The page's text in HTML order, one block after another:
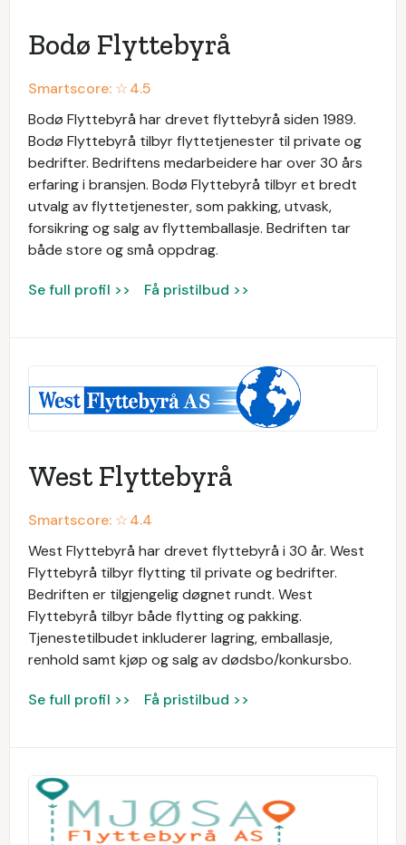
Bodø Flyttebyrå
Smartscore: ☆4.5
Bodø Flyttebyrå har drevet flyttebyrå siden 1989.
Bodø Flyttebyrå tilbyr flyttetjenester til private og
bedrifter. Bedriftens medarbeidere har over 30 års
erfaring i bransjen. Bodø Flyttebyrå tilbyr et bredt
utvalg av flyttetjenester, som pakking, utvask,
forsikring og salg av flyttemballasje. Bedriften tar
både store og små oppdrag.
Se full profil >> Få pristilbud >>
West Flyttebyrå
Smartscore: ☆4.4
West Flyttebyrå har drevet flyttebyrå i 30 år. West
Flyttebyrå tilbyr flytting til private og bedrifter.
Bedriften er tilgjengelig døgnet rundt. West
Flyttebyrå tilbyr både flytting og pakking.
Tjenestetilbudet inkluderer lagring, emballasje,
renhold samt kjøp og salg av dødsbo/konkursbo.
Se full profil >> Få pristilbud >>